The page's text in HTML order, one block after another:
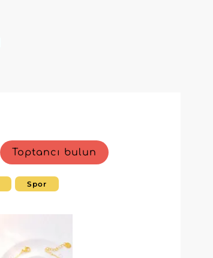
Toptancı bulun
Spor